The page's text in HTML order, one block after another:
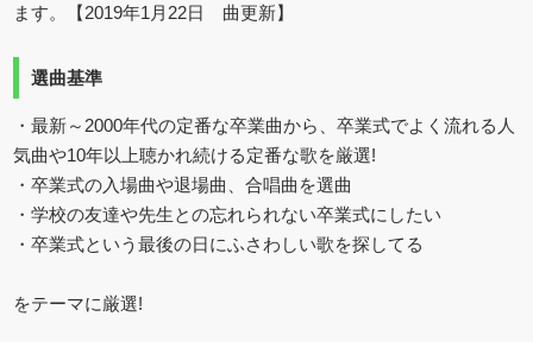
ます。【2019年1月22日 曲更新】
選曲基準
・最新～2000年代の定番な卒業曲から、卒業式でよく流れる人
気曲や10年以上聴かれ続ける定番な歌を厳選!
・卒業式の入場曲や退場曲、合唱曲を選曲
・学校の友達や先生との忘れられない卒業式にしたい
・卒業式という最後の日にふさわしい歌を探してる
をテーマに厳選!